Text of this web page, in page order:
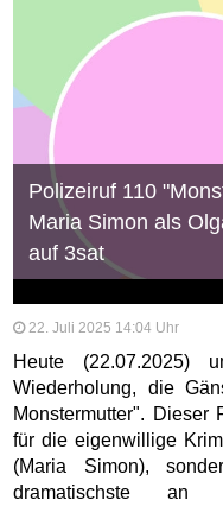
Polizeiruf 110
Maria Simon als
auf 3sat
22. Juli 2025 14:04 Uhr
Heute
Wiederholung, die
Monstermutter".
für die eigenwillige
(Maria Simon),
dramatischste